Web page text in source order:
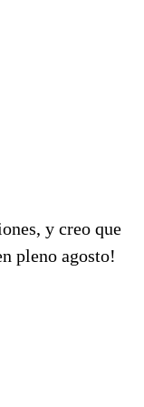
y creo que
pleno agosto!